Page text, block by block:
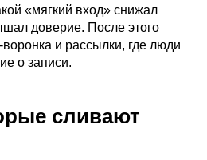
«мягкий вход» снижал
доверие. После этого
и рассылки, где люди
о записи.
сливают